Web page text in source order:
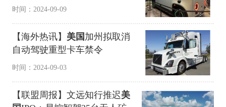
时间：2024-09-09
【海外热讯】 美国 加州拟取消
自动驾驶重型卡车禁令
时间：2024-09-03
【联盟周报】文远知行推迟美